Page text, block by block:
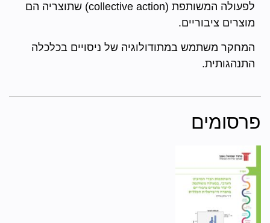
לפעולה המשותפת (collective action) שתוצריה הם
מוצרים ציבוריים.
המחקר משתמש במתודולוגיה של ניסויים בכלכלה
התנהגותית.
פרסומים